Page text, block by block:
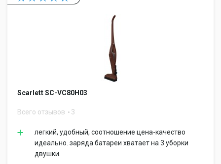
Scarlett SC-VC80H03
Всего отзывов 3
легкий, удобный, соотношение цена-качество
идеально. заряда батареи хватает на 3 уборки
двушки.